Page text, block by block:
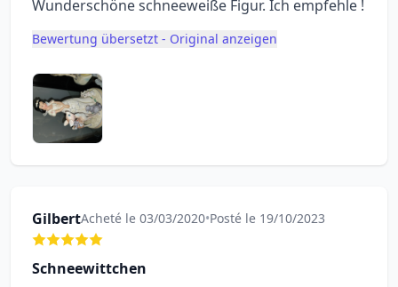
Wunderschöne schneeweiße Figur. Ich empfehle !
Bewertung übersetzt - Original anzeigen
GilbertAcheté le 03/03/2020•Posté le 19/10/2023
Schneewittchen